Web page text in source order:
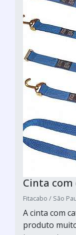
Cinta
Fitacabo / São
A cinta com
produto